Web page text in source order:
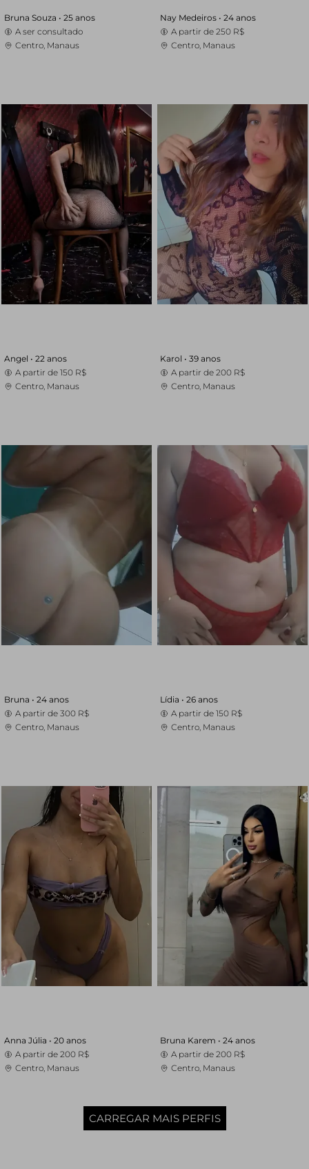
Bruna Souza • 25 anos
A ser consultado
Centro, Manaus
Nay Medeiros • 24 anos
A partir de 250 R$
Centro, Manaus
Angel • 22 anos
A partir de 150 R$
Centro, Manaus
Karol • 39 anos
A partir de 200 R$
Centro, Manaus
Bruna • 24 anos
A partir de 300 R$
Centro, Manaus
Lídia • 26 anos
A partir de 150 R$
Centro, Manaus
Anna Júlia • 20 anos
A partir de 200 R$
Centro, Manaus
Bruna Karem • 24 anos
A partir de 200 R$
Centro, Manaus
CARREGAR MAIS PERFIS